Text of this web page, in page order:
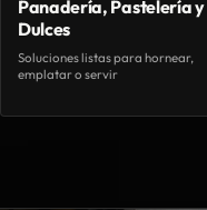
Panadería, Pastelería y
Dulces
Soluciones listas para hornear,
emplatar o servir